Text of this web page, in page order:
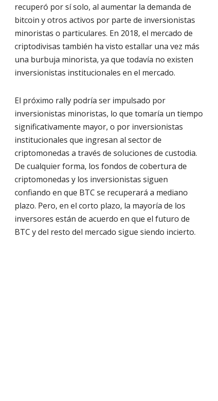
recuperó por sí solo, al aumentar la demanda de
bitcoin y otros activos por parte de inversionistas
minoristas o particulares. En 2018, el mercado de
criptodivisas también ha visto estallar una vez más
una burbuja minorista, ya que todavía no existen
inversionistas institucionales en el mercado.
El próximo rally podría ser impulsado por
inversionistas minoristas, lo que tomaría un tiempo
significativamente mayor, o por inversionistas
institucionales que ingresan al sector de
criptomonedas a través de soluciones de custodia.
De cualquier forma, los fondos de cobertura de
criptomonedas y los inversionistas siguen
confiando en que BTC se recuperará a mediano
plazo. Pero, en el corto plazo, la mayoría de los
inversores están de acuerdo en que el futuro de
BTC y del resto del mercado sigue siendo incierto.